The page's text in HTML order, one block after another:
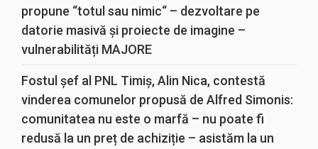
propune “totul sau nimic“ – dezvoltare pe
datorie masivă și proiecte de imagine –
vulnerabilități MAJORE
Fostul șef al PNL Timiș, Alin Nica, contestă
vinderea comunelor propusă de Alfred Simonis:
comunitatea nu este o marfă – nu poate fi
redusă la un preț de achiziție – asistăm la un